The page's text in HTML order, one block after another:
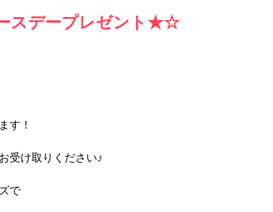
スデープレゼント★☆
す！
受け取りください♪
で